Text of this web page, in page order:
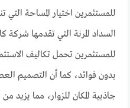
للمستثمرين اختيار المساحة
السداد المرنة التي تقدمها
للمستثمرين تحمل تكاليف
بدون فوائد، كما أن التصميم
جاذبية المكان للزوار، مما يزيد